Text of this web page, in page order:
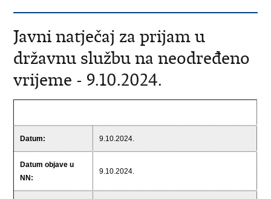
Javni natječaj za prijam u
državnu službu na neodređeno
vrijeme - 9.10.2024.
Datum: 9.10.2024.
Datum objave u
NN:
9.10.2024.